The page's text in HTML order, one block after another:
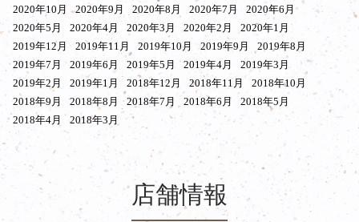
2020年10月
2020年9月 2020年8月 2020年7月
2020年6月
2020年5月
2020年4月 2020年3月 2020年2月
2020年1月
2019年12月
2019年11月 2019年10月 2019年9月
2019年8月
2019年7月
2019年6月 2019年5月 2019年4月
2019年3月
2019年2月
2019年1月 2018年12月 2018年11月
2018年10月
2018年9月
2018年8月 2018年7月 2018年6月
2018年5月
2018年4月
2018年3月
店舗情報